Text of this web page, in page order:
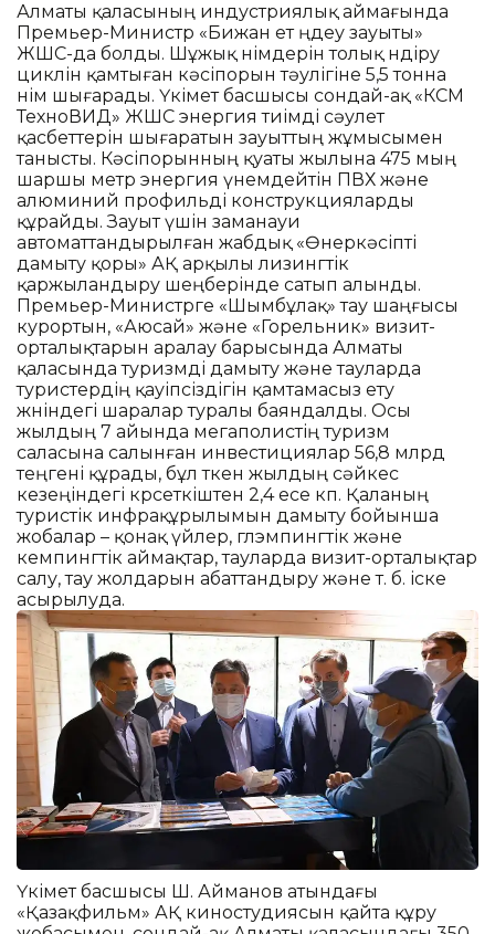
Алматы қаласының индустриялық аймағында
Премьер-Министр «Бижан ет өңдеу зауыты»
ЖШС-да болды. Шұжық өнімдерін толық өндіру
циклін қамтыған кәсіпорын тәулігіне 5,5 тонна
өнім шығарады. Үкімет басшысы сондай-ақ «КСМ
ТехноВИД» ЖШС энергия тиімді сәулет
қасбеттерін шығаратын зауыттың жұмысымен
танысты. Кәсіпорынның қуаты жылына 475 мың
шаршы метр энергия үнемдейтін ПВХ және
алюминий профильді конструкцияларды
құрайды. Зауыт үшін заманауи
автоматтандырылған жабдық «Өнеркәсіпті
дамыту қоры» АҚ арқылы лизингтік
қаржыландыру шеңберінде сатып алынды.
Премьер-Министрге «Шымбұлақ» тау шаңғысы
курортын, «Аюсай» және «Горельник» визит-
орталықтарын аралау барысында Алматы
қаласында туризмді дамыту және тауларда
туристердің қауіпсіздігін қамтамасыз ету
жөніндегі шаралар туралы баяндалды. Осы
жылдың 7 айында мегаполистің туризм
саласына салынған инвестициялар 56,8 млрд
теңгені құрады, бұл өткен жылдың сәйкес
кезеңіндегі көрсеткіштен 2,4 есе көп. Қаланың
туристік инфрақұрылымын дамыту бойынша
жобалар – қонақ үйлер, глэмпингтік және
кемпингтік аймақтар, тауларда визит-орталықтар
салу, тау жолдарын абаттандыру және т. б. іске
асырылуда.
Үкімет басшысы Ш. Айманов атындағы
«Қазақфильм» АҚ киностудиясын қайта құру